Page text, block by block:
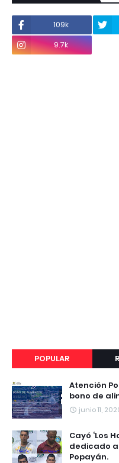
109k
9.7k
POPULAR
Atención
bono de
junio 11,
Cayó ‘Los
dedicado
Popayán.